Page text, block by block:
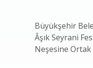
Büyükşehir
Âşık Seyrani
Neşesine Ortak